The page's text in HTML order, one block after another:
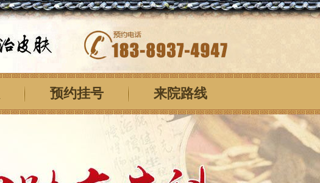
预约挂号 来院路线